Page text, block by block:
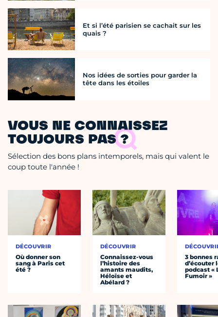
Et si l’été parisien se cachait sur les
quais ?
Nos idées de sorties pour garder la
tête dans les étoiles
VOUS NE CONNAISSEZ
TOUJOURS PAS ?
Sélection des bons plans intemporels, mais qui valent le
coup toute l'année !
DÉCOUVRIR
Où donner son
sang à Paris cet
été ?
DÉCOUVRIR
Connaissez-vous
l’histoire des
amants maudits,
Héloïse et
Abélard ?
3 bonnes
d’écouter
podcast «
Fumoir »